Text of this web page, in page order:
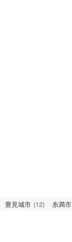
豊見城市 (12) 糸満市